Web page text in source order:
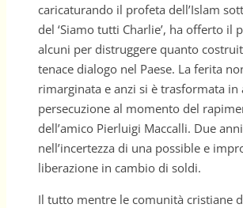
caricaturando il profeta dell’Islam
del ‘Siamo tutti Charlie’, ha offerto il
alcuni per distruggere quanto
tenace dialogo nel Paese. La ferita
rimarginata e anzi si è trasformata in
persecuzione al momento del
dell’amico Pierluigi Maccalli. Due anni
nell’incertezza di una possible e
liberazione in cambio di soldi.
Il tutto mentre le comunità cristiane